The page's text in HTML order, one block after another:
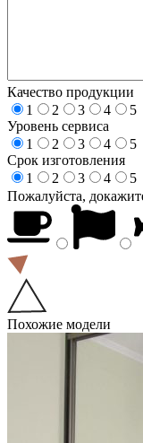
Качество продукции
1
2 3 4
5
Уровень сервиса
1
2 3 4
5
Срок изготовления
1
2 3 4
5
Пожалуйста,
Похожие модели